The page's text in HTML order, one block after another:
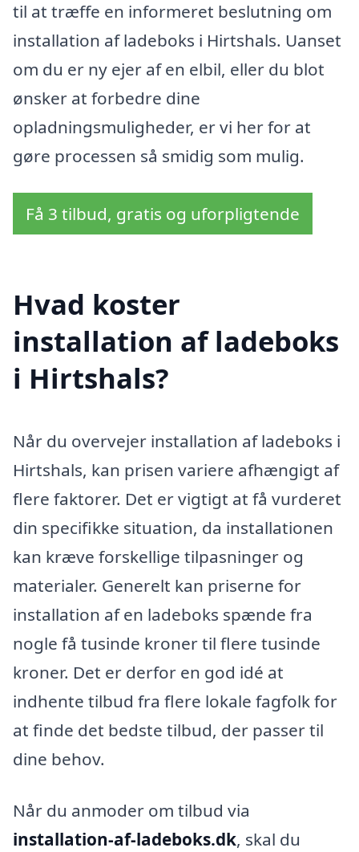
til at træffe en informeret beslutning om
installation af ladeboks i Hirtshals. Uanset
om du er ny ejer af en elbil, eller du blot
ønsker at forbedre dine
opladningsmuligheder, er vi her for at
gøre processen så smidig som mulig.
Få 3 tilbud, gratis og uforpligtende
Hvad koster
installation af ladeboks
i Hirtshals?
Når du overvejer installation af ladeboks i
Hirtshals, kan prisen variere afhængigt af
flere faktorer. Det er vigtigt at få vurderet
din specifikke situation, da installationen
kan kræve forskellige tilpasninger og
materialer. Generelt kan priserne for
installation af en ladeboks spænde fra
nogle få tusinde kroner til flere tusinde
kroner. Det er derfor en god idé at
indhente tilbud fra flere lokale fagfolk for
at finde det bedste tilbud, der passer til
dine behov.
Når du anmoder om tilbud via
installation-af-ladeboks.dk, skal du